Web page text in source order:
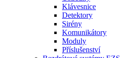
Klávesnice
Detektory
Sirény
Komunikátory
Moduly
Příslušenství